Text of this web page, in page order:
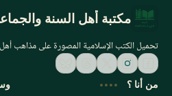
مكتبة أهل السنة
تحميل الكتب الإسلامية المصورة على مذاهب
من أنا ؟